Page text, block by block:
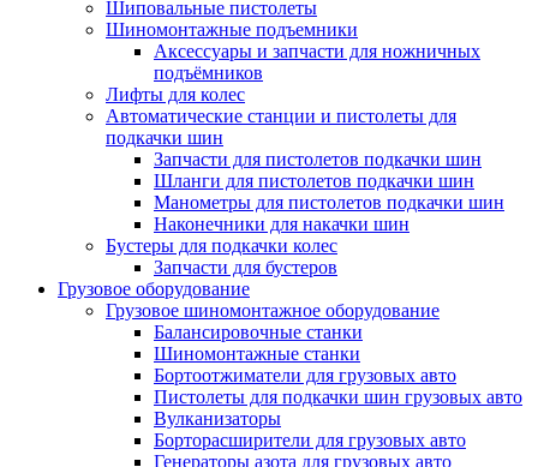
Шиповальные пистолеты
Шиномонтажные подъемники
Аксессуары и запчасти для ножничных
подъёмников
Лифты для колес
Автоматические станции и пистолеты для
подкачки шин
Запчасти для пистолетов подкачки шин
Шланги для пистолетов подкачки шин
Манометры для пистолетов подкачки шин
Наконечники для накачки шин
Бустеры для подкачки колес
Запчасти для бустеров
Грузовое оборудование
Грузовое шиномонтажное оборудование
Балансировочные станки
Шиномонтажные станки
Бортоотжиматели для грузовых авто
Пистолеты для подкачки шин грузовых авто
Вулканизаторы
Борторасширители для грузовых авто
Генераторы азота для грузовых авто